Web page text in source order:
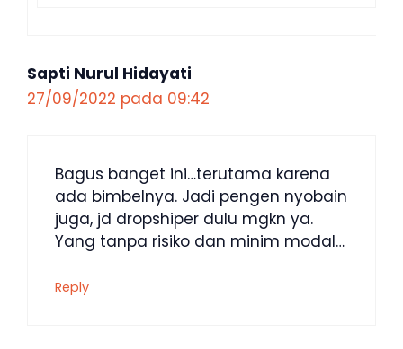
Sapti Nurul Hidayati
27/09/2022 pada 09:42
Bagus banget ini…terutama karena
ada bimbelnya. Jadi pengen nyobain
juga, jd dropshiper dulu mgkn ya.
Yang tanpa risiko dan minim modal…
Reply